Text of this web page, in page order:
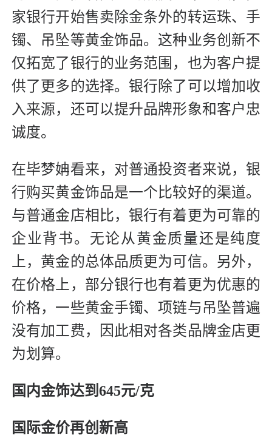
家银行开始售卖除金条外的转运珠、手
镯、吊坠等黄金饰品。这种业务创新不
仅拓宽了银行的业务范围，也为客户提
供了更多的选择。银行除了可以增加收
入来源，还可以提升品牌形象和客户忠
诚度。
在毕梦姌看来，对普通投资者来说，银
行购买黄金饰品是一个比较好的渠道。
与普通金店相比，银行有着更为可靠的
企业背书。无论从黄金质量还是纯度
上，黄金的总体品质更为可信。另外，
在价格上，部分银行也有着更为优惠的
价格，一些黄金手镯、项链与吊坠普遍
没有加工费，因此相对各类品牌金店更
为划算。
国内金饰达到645元/克
国际金价再创新高